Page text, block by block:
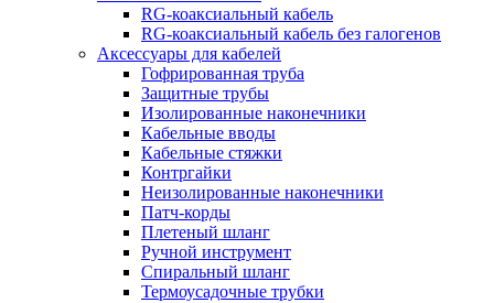
RG-коаксиальный кабель
RG-коаксиальный кабель без галогенов
Аксессуары для кабелей
Гофрированная труба
Защитные трубы
Изолированные наконечники
Кабельные вводы
Кабельные стяжки
Контргайки
Неизолированные наконечники
Патч-корды
Плетеный шланг
Ручной инструмент
Спиральный шланг
Термоусадочные трубки